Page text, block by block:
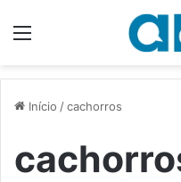
Início /cachorros